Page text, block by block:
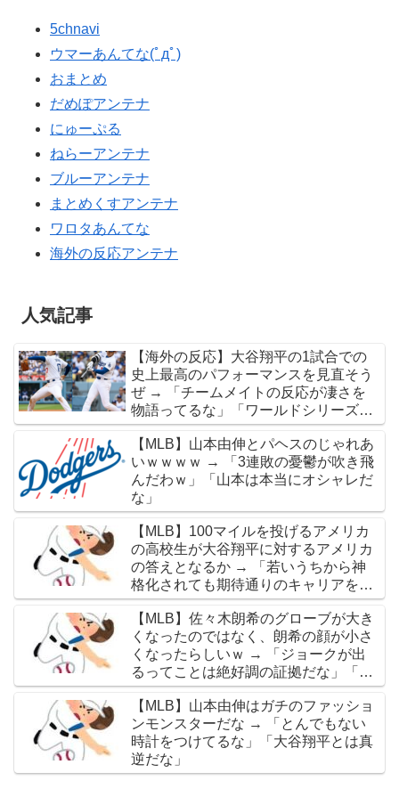
5chnavi
ウマーあんてな(ﾟдﾟ)
おまとめ
だめぽアンテナ
にゅーぷる
ねらーアンテナ
ブルーアンテナ
まとめくすアンテナ
ワロタあんてな
海外の反応アンテナ
人気記事
【海外の反応】大谷翔平の1試合での
史上最高のパフォーマンスを見直そう
ぜ → 「チームメイトの反応が凄さを
物語ってるな」「ワールドシリーズで
延長18回までいった試合も凄かった」
【MLB】山本由伸とパヘスのじゃれあ
いｗｗｗｗ → 「3連敗の憂鬱が吹き飛
んだわｗ」「山本は本当にオシャレだ
な」
【MLB】100マイルを投げるアメリカ
の高校生が大谷翔平に対するアメリカ
の答えとなるか → 「若いうちから神
格化されても期待通りのキャリアを築
けるのはほんの一握りだからな」「大
谷の名前を出したのはクリック数稼ぎ
でしかないわ」
【MLB】佐々木朗希のグローブが大き
くなったのではなく、朗希の顔が小さ
くなったらしいｗ → 「ジョークが出
るってことは絶好調の証拠だな」「癖
なのか精神的なものなのか分からない
がいい方向に進んだのはいいことだ」
【MLB】山本由伸はガチのファッショ
ンモンスターだな → 「とんでもない
時計をつけてるな」「大谷翔平とは真
逆だな」